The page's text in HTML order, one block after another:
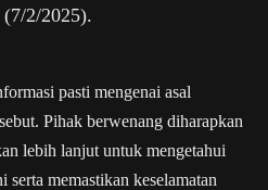
(7/2/2025).
pasti mengenai asal
Pihak berwenang diharapkan
lebih lanjut untuk mengetahui
serta memastikan keselamatan